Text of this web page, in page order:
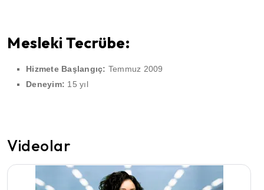
Mesleki Tecrübe:
Hizmete Başlangıç: Temmuz 2009
Deneyim: 15 yıl
Videolar